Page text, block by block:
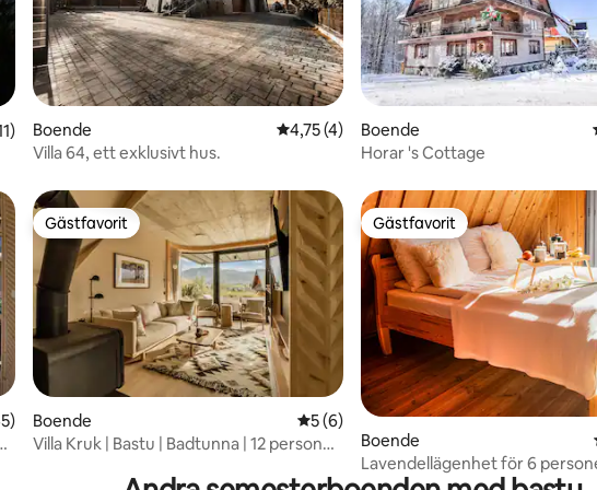
i genomsnittligt betyg, 11 omdömen
Boende 4,75 av 5 i genomsnittligt betyg, 4
4,75 (4)
Villa 64, ett exklusivt hus.
Boende
Horar 's Cottage
i genomsnittligt betyg, 45 omdömen
Gästfavorit
Gästfavorit
Boende 5 av 5 i genomsnittligt betyg, 6
5 (6)
Villa Kruk | Bastu | Badtunna | 12 personer
Gästfavorit
Gästfavorit
Boende
Lavendellägenhet för 6